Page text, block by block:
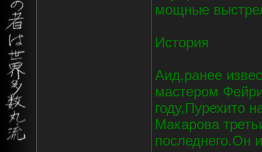
мощные
История
Аид,ранее
мастером
году,Пурехито
Макарова
последнего.Он